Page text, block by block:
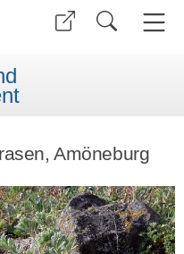
Amöneburg